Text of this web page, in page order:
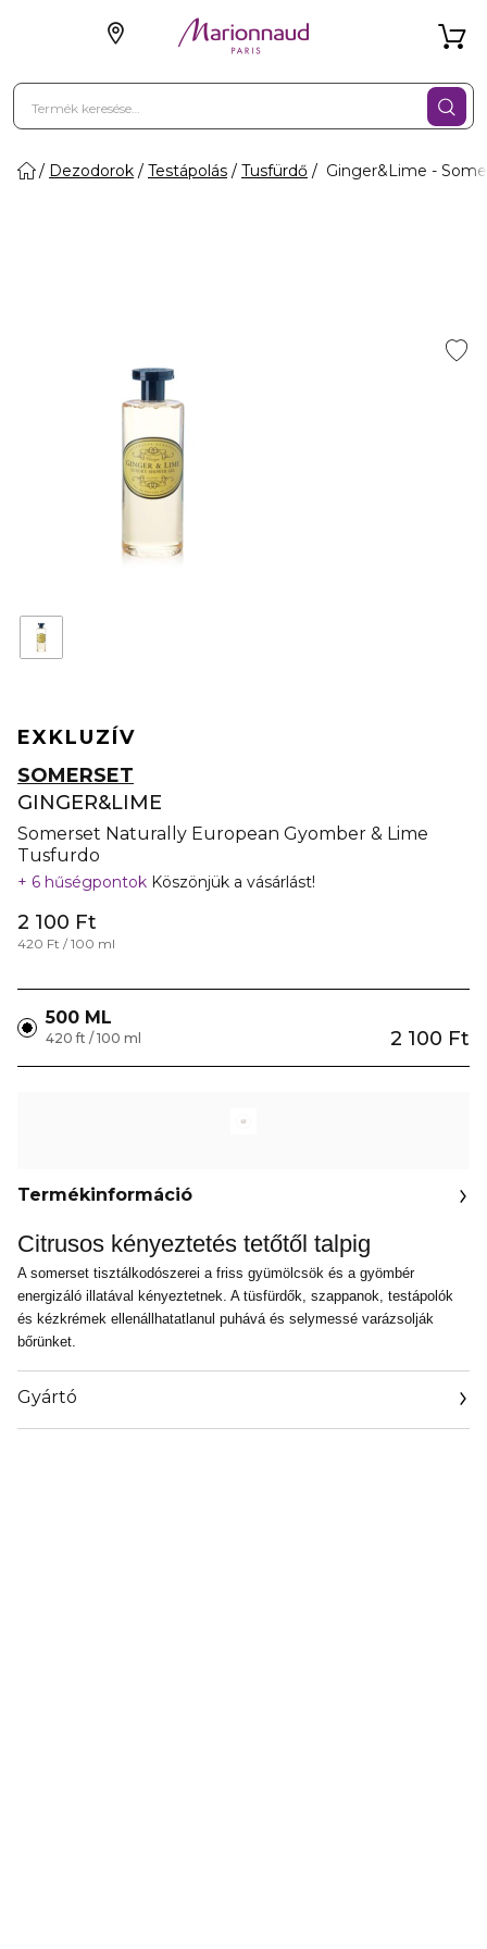
Dezodorok Testápolás Tusfürdő Ginger&Lime -
EXKLUZÍV
SOMERSET
GINGER&LIME
Somerset Naturally European Gyomber & Lime
Tusfurdo
6 hűségpontok Köszönjük a vásárlást!
2 100 Ft
420 Ft / 100 ml
500 ML
2 100 Ft
420 ft / 100 ml
Termékinformáció
Citrusos kényeztetés tetőtől talpig
A somerset tisztálkodószerei a friss gyümölcsök és a gyömbér
energizáló illatával kényeztetnek. A tüsfürdők, szappanok, testápolók
és kézkrémek ellenállhatatlanul puhává és selymessé varázsolják
bőrünket.
Gyártó